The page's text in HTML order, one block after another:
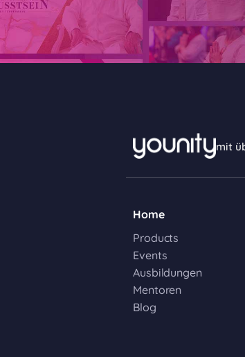
mit
Home
Products
Events
Ausbildungen
Mentoren
Blog